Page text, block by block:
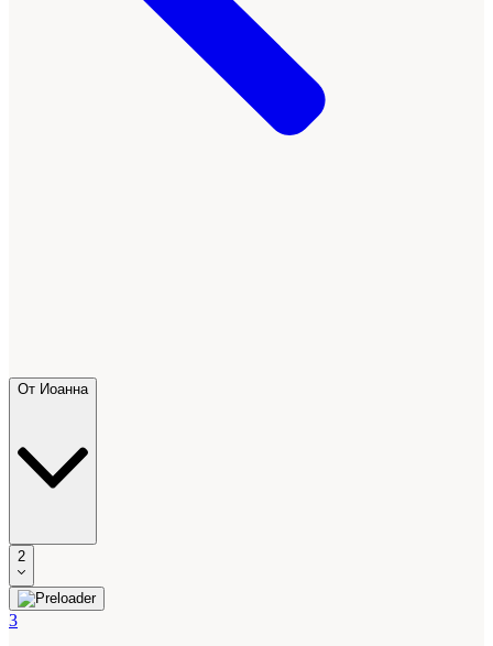
От Иоанна
2
3